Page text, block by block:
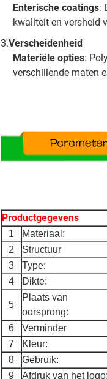
Enterische coatings:
kwaliteit en versheid
3.Verscheidenheid
Materiële opties:
verschillende maten
Productgegevens
1 Materiaal:
2
Structuur
3
Type:
4
Dikte:
5
Plaats van
oorsprong:
6 Verminder
7
Kleur:
8
Gebruik:
9
Afdruk van het logo: